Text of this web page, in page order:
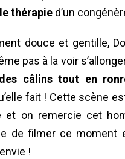
thérapie d’un
douce et gentille,
pas à la voir
câlins tout en
fait ! Cette scène
et on remercie cet
de filmer ce moment
!